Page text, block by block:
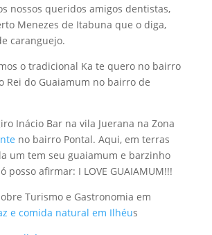
nossos queridos amigos dentistas,
Menezes de Itabuna que o diga,
caranguejo.
o tradicional Ka te quero no bairro
Rei do Guaiamum no bairro de
Inácio Bar na vila Juerana na Zona
no bairro Pontal. Aqui, em terras
um tem seu guaiamum e barzinho
posso afirmar: I LOVE GUAIAMUM!!!
Turismo e Gastronomia em
e comida natural em Ilhéus